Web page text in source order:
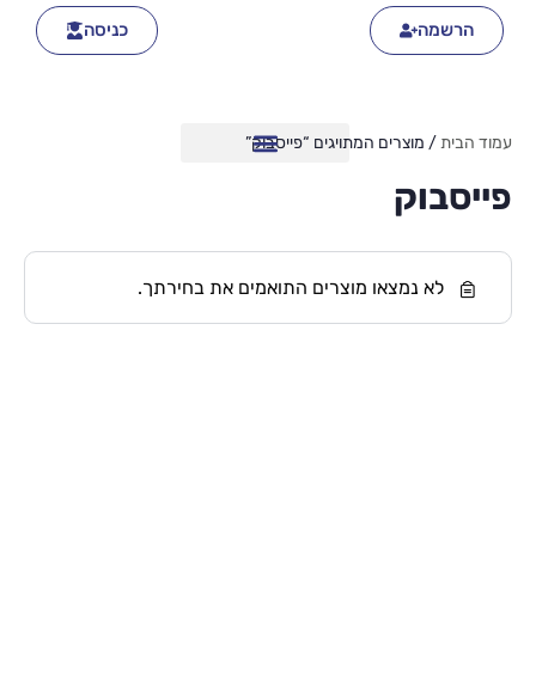
הרשמה כניסה
עמוד הבית/ מוצרים המתויגים “פייסבוק”
פייסבוק
לא נמצאו מוצרים התואמים את בחירתך.